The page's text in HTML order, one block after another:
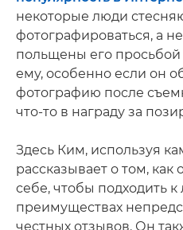
некоторые люди
фотографироваться, а
польщены его
ему, особенно если он
фотографию после
что-то в награду за
Здесь Ким, используя
рассказывает о том,
себе, чтобы подходить
преимуществах
честных отзывов. Он